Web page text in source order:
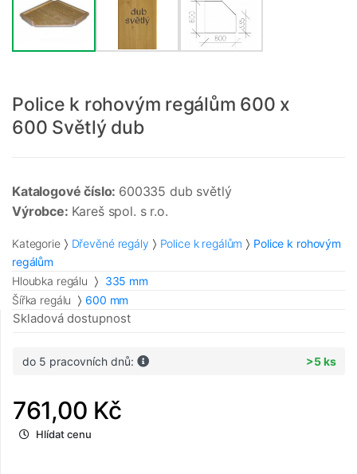
Police k rohovým regálům 600 x
600 Světlý dub
Katalogové číslo: 600335 dub světlý
Výrobce: Kareš spol. s r.o.
Kategorie Dřevěné regály Police k regálům
Police k rohovým
regálům
Hloubka regálu
335 mm
Šířka regálu
600 mm
Skladová dostupnost
do 5 pracovních dnů: >5 ks
761,00 Kč
Hlídat cenu